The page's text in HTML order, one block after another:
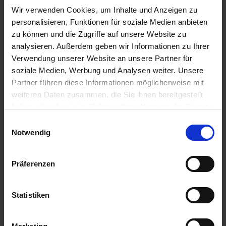
Wir verwenden Cookies, um Inhalte und Anzeigen zu
personalisieren, Funktionen für soziale Medien anbieten
zu können und die Zugriffe auf unsere Website zu
analysieren. Außerdem geben wir Informationen zu Ihrer
Verwendung unserer Website an unsere Partner für
soziale Medien, Werbung und Analysen weiter. Unsere
Partner führen diese Informationen möglicherweise mit
weiteren Daten zusammen, die Sie ihnen bereitgestellt
Notwendig
Präferenzen
Statistiken
Stallhygiene
- Gesteigerte Fresslust
möglich
Stall
- Aufnahme des Urins
und den darin gelösten
Nährstoffen
Bakterienbildung und -
vermehrung
NovoTerra
Gülle NovoTerra